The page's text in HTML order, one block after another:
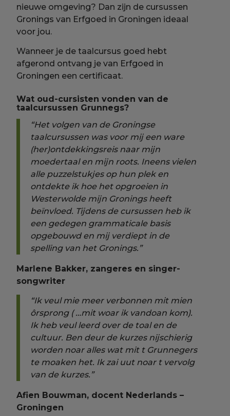
nieuwe omgeving? Dan zijn de cursussen
Gronings van Erfgoed in Groningen ideaal
voor jou.
Wanneer je de taalcursus goed hebt
afgerond ontvang je van Erfgoed in
Groningen een certificaat.
Wat oud-cursisten vonden van de
taalcursussen Grunnegs?
“Het volgen van de Groningse
taalcursussen was voor mij een ware
(her)ontdekkingsreis naar mijn
moedertaal en mijn roots. Ineens vielen
alle puzzelstukjes op hun plek en
ontdekte ik hoe het opgroeien in
Westerwolde mijn Gronings heeft
beïnvloed. Tijdens de cursussen heb ik
een gedegen grammaticale basis
opgebouwd en mij verdiept in de
spelling van het Gronings.”
Marlene Bakker, zangeres en singer-
songwriter
“Ik veul mie meer verbonnen mit mien
ôrsprong ( …mit woar ik vandoan kom).
Ik heb veul leerd over de toal en de
cultuur. Ben deur de kurzes nijschierig
worden noar alles wat mit t Grunnegers
te moaken het. Ik zai uut noar t vervolg
van de kurzes.”
Afien Bouwman, docent Nederlands –
Groningen